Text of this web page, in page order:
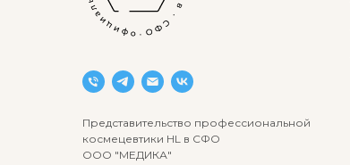
Представительство профессиональной
космецевтики HL в СФО
ООО "МЕДИКА"